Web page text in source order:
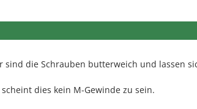
sind die Schrauben butterweich und lassen
dies kein M-Gewinde zu sein.